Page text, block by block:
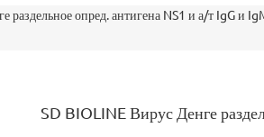
раздельное опред. антигена NS1 и а/т IgG и
SD BIOLINE Вирус Денге